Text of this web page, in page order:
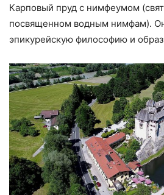
Карповый пруд с нимфеумом
посвященном водным нимфам).
эпикурейскую философию и